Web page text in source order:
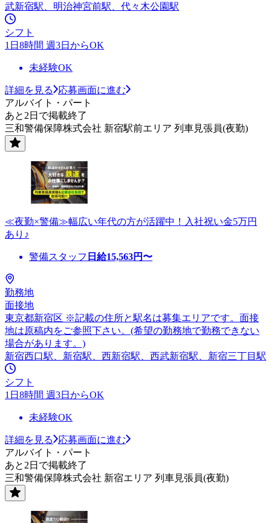
武新宿駅、明治神宮前駅、代々木公園駅
シフト
1日8時間 週3日からOK
未経験OK
詳細を見る
応募画面に進む
アルバイト・パート
あと2日で掲載終了
三和警備保障株式会社 新宿駅前エリア 列車見張員(夜勤)
≪夜勤×警備≫幅広い年代の方が活躍中！入社祝い金5万円
あり♪
警備スタッフ 日給15,563円〜
勤務地
面接地
東京都新宿区 ※記載の住所と駅名は募集エリアです。面接
地は原稿内をご参照下さい。(希望の勤務地で勤務できない
場合があります。)
新宿西口駅、新宿駅、西新宿駅、西武新宿駅、新宿三丁目駅
シフト
1日8時間 週3日からOK
未経験OK
詳細を見る
応募画面に進む
アルバイト・パート
あと2日で掲載終了
三和警備保障株式会社 新宿エリア 列車見張員(夜勤)